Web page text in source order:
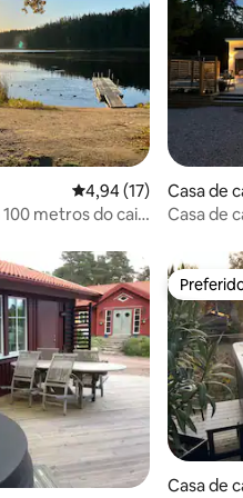
4,94 de uma
4,94 (17)
metros do cais
Casa de
Casa de
Casa de